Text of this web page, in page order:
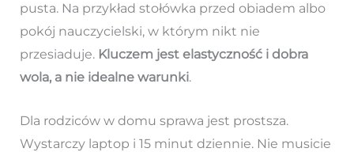
pusta. Na przykład stołówka przed obiadem albo
pokój nauczycielski, w którym nikt nie
przesiaduje. Kluczem jest elastyczność i dobra
wola, a nie idealne warunki.
Dla rodziców w domu sprawa jest prostsza.
Wystarczy laptop i 15 minut dziennie. Nie musicie